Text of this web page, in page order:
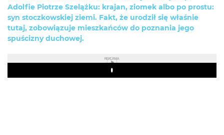
Adolfie Piotrze Szelążku: krajan, ziomek albo po prostu:
syn stoczkowskiej ziemi. Fakt, że urodził się właśnie
tutaj, zobowiązuje mieszkańców do poznania jego
spuścizny duchowej.
REKLAMA
Play